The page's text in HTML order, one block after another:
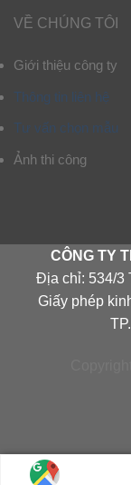
VỀ CHÚNG TÔI
Giới thiệu công ty
Thông tin liên hệ
Tư vấn chọn mẫu
Ảnh thi công
CÔNG TY
Địa chỉ: 534/3
Giấy phép